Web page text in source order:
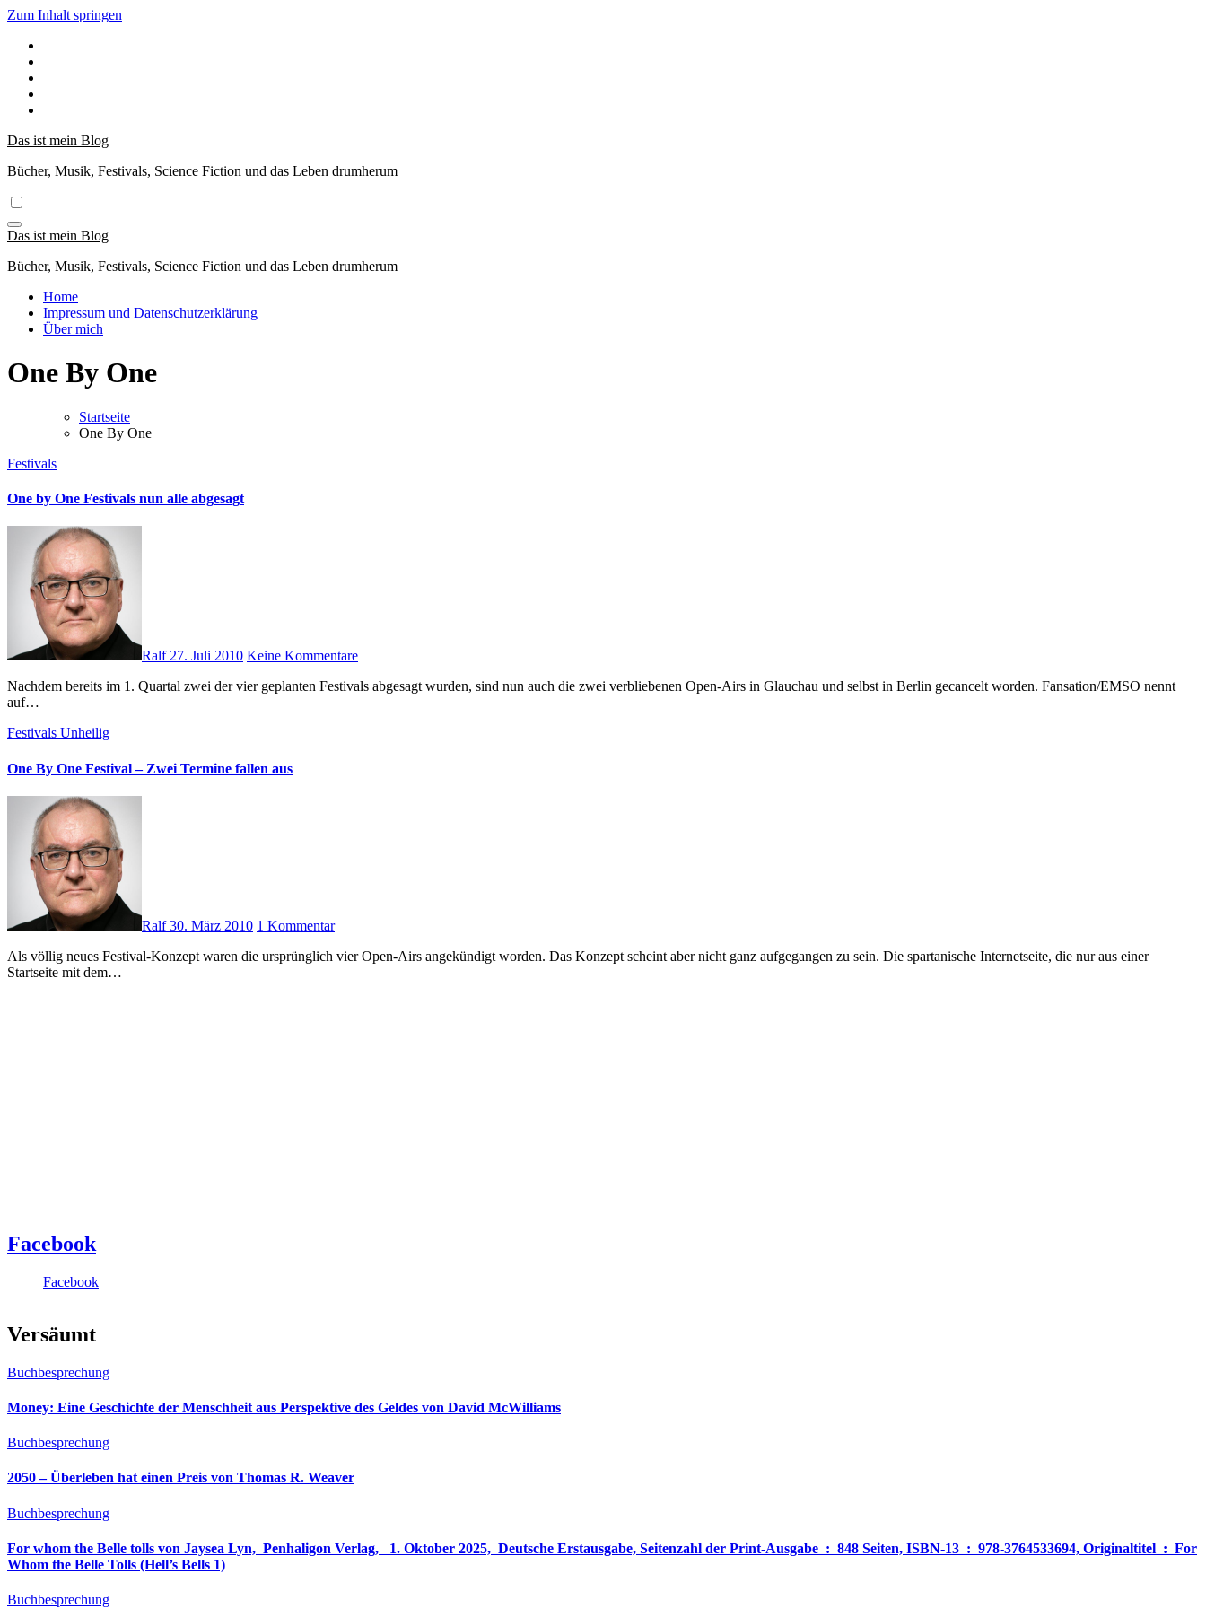
Zum Inhalt springen
Das ist mein Blog
Bücher, Musik, Festivals, Science Fiction und das Leben drumherum
Das ist mein Blog
Bücher, Musik, Festivals, Science Fiction und das Leben drumherum
Home
Impressum und Datenschutzerklärung
Über mich
One By One
Startseite
One By One
Festivals
One by One Festivals nun alle abgesagt
Ralf27. Juli 2010 Keine Kommentare
Nachdem bereits im 1. Quartal zwei der vier geplanten Festivals abgesagt wurden, sind nun auch die zwei verbliebenen Open-Airs in Glauchau und selbst in Berlin gecancelt worden. Fansation/EMSO nennt
auf…
Festivals Unheilig
One By One Festival – Zwei Termine fallen aus
Ralf30. März 2010 1 Kommentar
Als völlig neues Festival-Konzept waren die ursprünglich vier Open-Airs angekündigt worden. Das Konzept scheint aber nicht ganz aufgegangen zu sein. Die spartanische Internetseite, die nur aus einer
Startseite mit dem…
Facebook
Facebook
Versäumt
Buchbesprechung
Money: Eine Geschichte der Menschheit aus Perspektive des Geldes von David McWilliams
Buchbesprechung
2050 – Überleben hat einen Preis von Thomas R. Weaver
Buchbesprechung
For whom the Belle tolls von Jaysea Lyn, ‎ Penhaligon Verlag, ‎ 1. Oktober 2025, ‎ Deutsche Erstausgabe, Seitenzahl der Print-Ausgabe ‏ : ‎ 848 Seiten, ISBN-13 ‏ : ‎ 978-3764533694, Originaltitel ‏ : ‎ For
Whom the Belle Tolls (Hell’s Bells 1)
Buchbesprechung